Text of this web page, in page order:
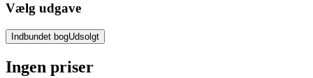
Vælg udgave
Indbundet bogUdsolgt
Ingen priser